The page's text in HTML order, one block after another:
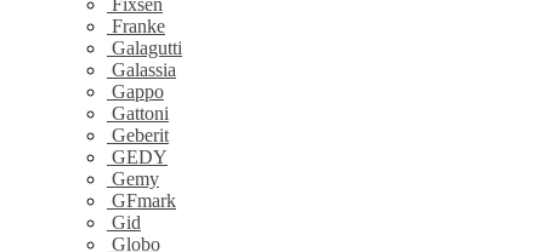
Fixsen
Franke
Galagutti
Galassia
Gappo
Gattoni
Geberit
GEDY
Gemy
GFmark
Gid
Globo